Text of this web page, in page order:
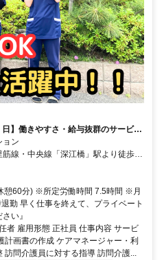
】働きやすさ・給与抜群のサービス
ン
線・中央線「深江橋」駅より徒歩10
憩60分) ※所定労働時間 7.5時間 ※月
勤 早く仕事を終えて、プライベート
い』
者 雇用形態 正社員 仕事内容 サービ
計画書の作成 ケアマネージャー・利
問介護員に対する指導 訪問介護...